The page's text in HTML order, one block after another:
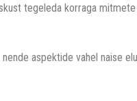
tegeleda korraga
aspektide vahel naise